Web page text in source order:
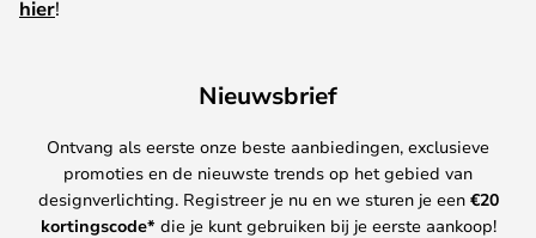
hier!
Nieuwsbrief
Ontvang als eerste onze beste aanbiedingen, exclusieve
promoties en de nieuwste trends op het gebied van
designverlichting. Registreer je nu en we sturen je een €20
kortingscode* die je kunt gebruiken bij je eerste aankoop!